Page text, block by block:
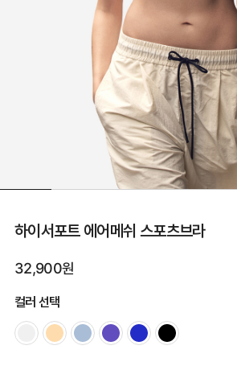
하이서포트 에어메쉬 스포츠브라
32,900원
컬러 선택